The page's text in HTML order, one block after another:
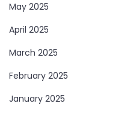
May 2025
April 2025
March 2025
February 2025
January 2025